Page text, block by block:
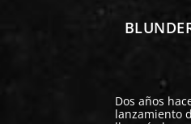
Dos años
lanzamiento